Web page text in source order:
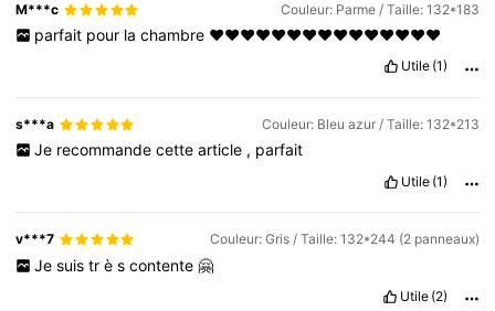
M***c Couleur: Parme / Taille: 132*183
parfait pour la chambre ❤️❤️❤️❤️❤️❤️❤️❤️❤️❤️❤️❤️❤️❤️❤️
Utile (1)
s***a Couleur: Bleu azur / Taille: 132*213
Je recommande cette article , parfait
Utile (1)
v***7 Couleur: Gris / Taille: 132*244 (2 panneaux)
Je suis tr è s contente 🤗
Utile (2)